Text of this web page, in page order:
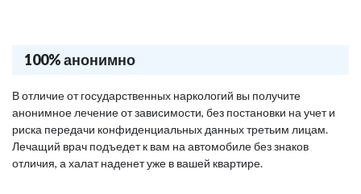
100% анонимно
В отличие от государственных наркологий вы получите
анонимное лечение от зависимости, без постановки на учет и
риска передачи конфиденциальных данных третьим лицам.
Лечащий врач подъедет к вам на автомобиле без знаков
отличия, а халат наденет уже в вашей квартире.